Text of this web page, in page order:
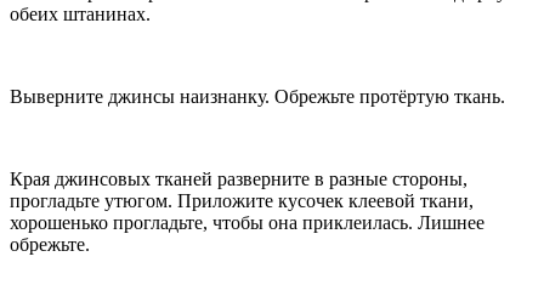
обеих штанинах.
Выверните джинсы наизнанку. Обрежьте протёртую ткань.
Края джинсовых тканей разверните в разные стороны,
прогладьте утюгом. Приложите кусочек клеевой ткани,
хорошенько прогладьте, чтобы она приклеилась. Лишнее
обрежьте.